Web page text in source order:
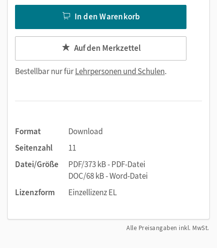
In den Warenkorb
Auf den Merkzettel
Bestellbar nur fürLehrpersonen und Schulen.
Format
Download
Seitenzahl
11
Datei/Größe
PDF/373 kB - PDF-Datei
DOC/68 kB - Word-Datei
Lizenzform
Einzellizenz EL
Alle Preisangaben inkl. MwSt.